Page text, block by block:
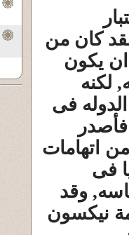
كان من
يكون
لكنه
فى
اتهامات
فى
وقد
نيكسون